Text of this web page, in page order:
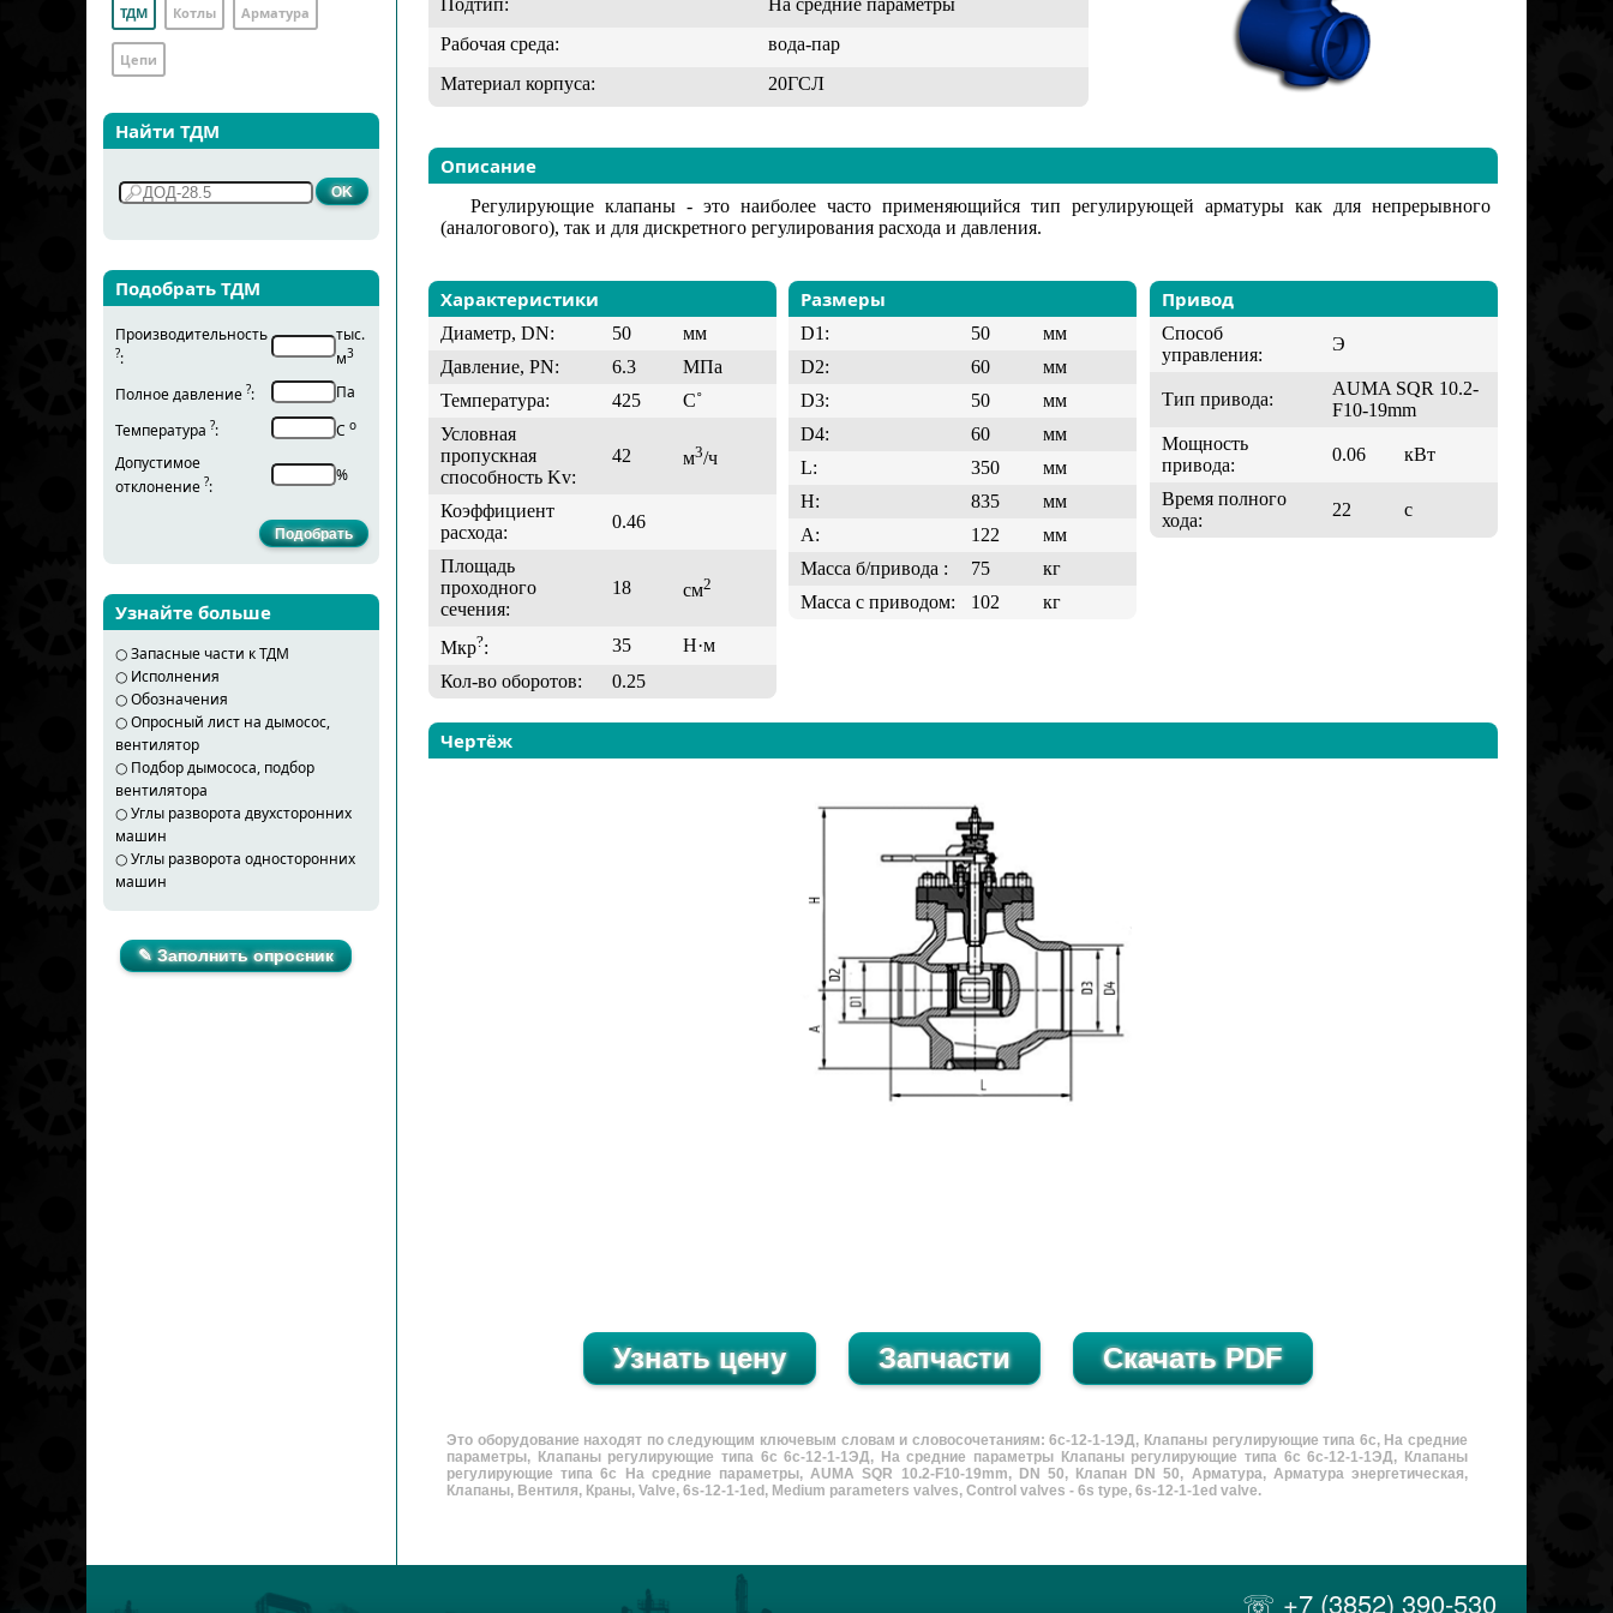
ТДМ Котлы Арматура
Цепи
Найти ТДМ
Подобрать ТДМ
Производительность
?:
тыс.
м3
Полное давление ?:
Па
Температура ?: С о
Допустимое
отклонение ?:
%
Узнайте больше
○Запасные части к ТДМ
○ Исполнения
○Обозначения
○Опросный лист на дымосос,
вентилятор
○ Подбор дымососа, подбор
вентилятора
○Углы разворота двухсторонних
машин
○Углы разворота односторонних
машин
✎ Заполнить опросник
Подтип:
На средние параметры
Рабочая среда:
вода-пар
Материал корпуса:
20ГСЛ
Описание
Регулирующие клапаны - это наиболее часто применяющийся тип регулирующей арматуры как для непрерывного
(аналогового), так и для дискретного регулирования расхода и давления.
Характеристики
Диаметр, DN: 50
мм
Давление, PN:
6.3
МПа
Температура:
425
C˚
Условная
пропускная
способность Kv:
42 м3/ч
Коэффициент
расхода:
0.46
Площадь
проходного
сечения:
18 см2
Мкр?: 35
Н·м
Кол-во оборотов:
0.25
Размеры
D1: 50
мм
D2:
60
мм
D3:
50
мм
D4:
60
мм
L:
350
мм
H:
835
мм
A:
122
мм
Масса б/привода :
75
кг
Масса с приводом:
102 кг
Привод
Способ
управления:
Э
Тип привода:
AUMA SQR 10.2-
F10-19mm
Мощность
привода:
0.06 кВт
Время полного
хода:
22 с
Чертёж
Это оборудование находят по следующим ключевым словам и словосочетаниям: 6с-12-1-1ЭД, Клапаны регулирующие типа 6с, На средние
параметры, Клапаны регулирующие типа 6с 6с-12-1-1ЭД, На средние параметры Клапаны регулирующие типа 6с 6с-12-1-1ЭД, Клапаны
регулирующие типа 6с На средние параметры, AUMA SQR 10.2-F10-19mm, DN 50, Клапан DN 50, Арматура, Арматура энергетическая,
Клапаны, Вентиля, Краны, Valve, 6s-12-1-1ed, Medium parameters valves, Control valves - 6s type, 6s-12-1-1ed valve.
☏ +7 (3852) 390-530